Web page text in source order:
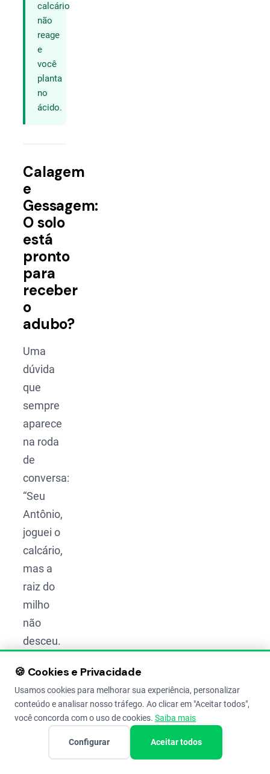
calcário
não
reage
e
você
planta
no
ácido.
Calagem
e
Gessagem:
O solo
está
pronto
para
receber
o
adubo?
Uma
dúvida
que
sempre
aparece
na roda
de
conversa:
“Seu
Antônio,
joguei o
calcário,
mas a
raiz do
milho
não
desceu.
houve?”
O erro
🍪 Cookies e Privacidade
Usamos cookies para melhorar sua experiência, personalizar
conteúdo e analisar nosso tráfego. Ao clicar em "Aceitar todos",
você concorda com o uso de cookies. Saiba mais
Configurar Aceitar todos